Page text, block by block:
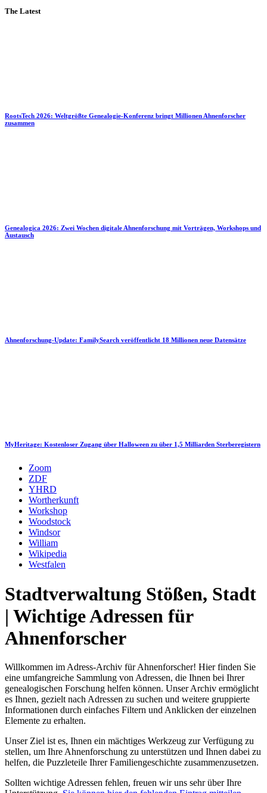
The Latest
RootsTech 2026: Weltgrößte Genealogie-Konferenz bringt Millionen Ahnenforscher
zusammen
Genealogica 2026: Zwei Wochen digitale Ahnenforschung mit Vorträgen, Workshops und
Austausch
Ahnenforschung-Update: FamilySearch veröffentlicht 18 Millionen neue Datensätze
MyHeritage: Kostenloser Zugang über Halloween zu über 1,5 Milliarden Sterberegistern
Zoom
ZDF
YHRD
Wortherkunft
Workshop
Woodstock
Windsor
William
Wikipedia
Westfalen
Stadtverwaltung Stößen, Stadt
| Wichtige Adressen für
Ahnenforscher
Willkommen im Adress-Archiv für Ahnenforscher! Hier finden Sie
eine umfangreiche Sammlung von Adressen, die Ihnen bei Ihrer
genealogischen Forschung helfen können. Unser Archiv ermöglicht
es Ihnen, gezielt nach Adressen zu suchen und weitere gruppierte
Informationen durch einfaches Filtern und Anklicken der einzelnen
Elemente zu erhalten.
Unser Ziel ist es, Ihnen ein mächtiges Werkzeug zur Verfügung zu
stellen, um Ihre Ahnenforschung zu unterstützen und Ihnen dabei zu
helfen, die Puzzleteile Ihrer Familiengeschichte zusammenzusetzen.
Sollten wichtige Adressen fehlen, freuen wir uns sehr über Ihre